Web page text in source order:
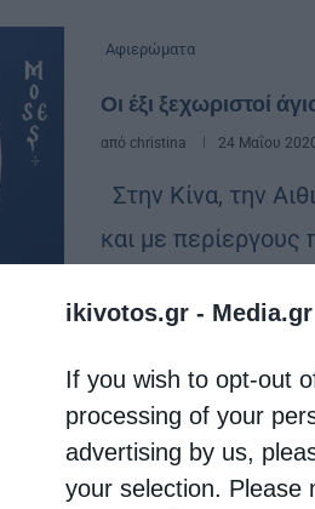
ikivotos.gr - Media.gr
If you wish to opt-out
processing of your
advertising by us,
your selection. Please
Αφιερώματα
Οι έξι ξεχωριστοί
από christina 24 Μαΐου
Στην Κίνα, την
και με περίεργους
Ορθοδοξία και οι